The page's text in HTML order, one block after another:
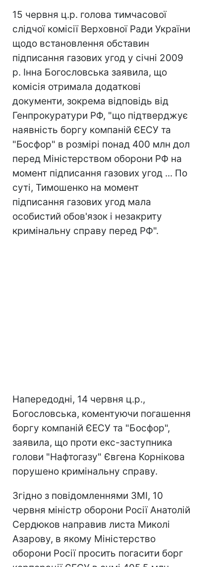
15 червня ц.р. голова тимчасової
слідчої комісії Верховної Ради України
щодо встановлення обставин
підписання газових угод у січні 2009
р. Інна Богословська заявила, що
комісія отримала додаткові
документи, зокрема відповідь від
Генпрокуратури РФ, "що підтверджує
наявність боргу компаній ЄЕСУ та
"Босфор" в розмірі понад 400 млн дол
перед Міністерством оборони РФ на
момент підписання газових угод ... По
суті, Тимошенко на момент
підписання газових угод мала
особистий обов'язок і незакриту
кримінальну справу перед РФ".
Напередодні, 14 червня ц.р.,
Богословська, коментуючи погашення
боргу компаній ЄЕСУ та "Босфор",
заявила, що проти екс-заступника
голови "Нафтогазу" Євгена Корнікова
порушено кримінальну справу.
Згідно з повідомленнями ЗМІ, 10
червня міністр оборони Росії Анатолій
Сердюков направив листа Миколі
Азарову, в якому Міністерство
оборони Росії просить погасити борг